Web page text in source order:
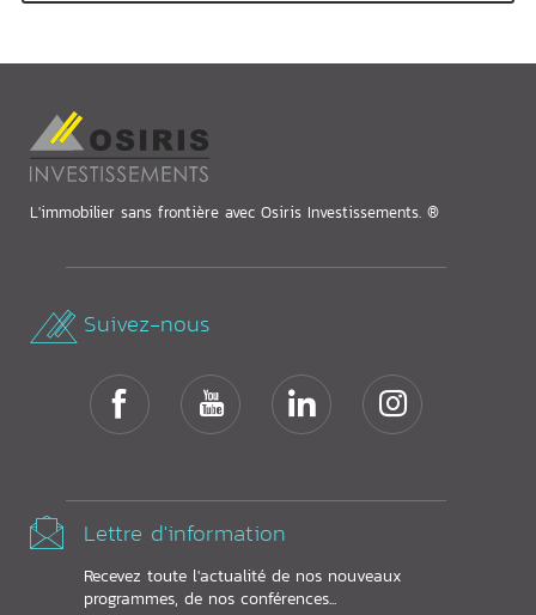
L'immobilier sans frontière avec Osiris Investissements. ®
Suivez-nous
Lettre d'information
Recevez toute l'actualité de nos nouveaux
programmes, de nos conférences...